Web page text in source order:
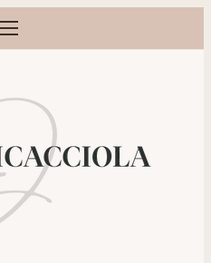
Ouvrir le menu
bébé et famille à Orléans